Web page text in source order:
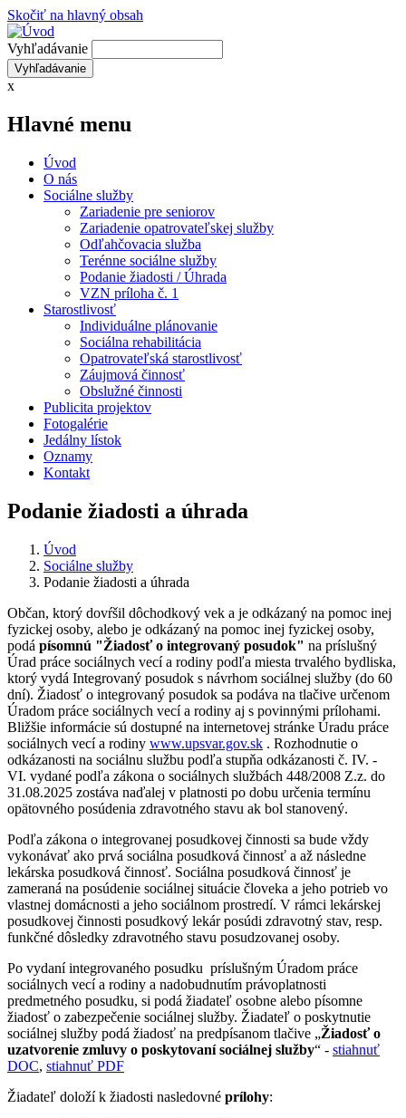
Skočiť na hlavný obsah
Vyhľadávanie
x
Hlavné menu
Úvod
O nás
Sociálne služby
Zariadenie pre seniorov
Zariadenie opatrovateľskej služby
Odľahčovacia služba
Terénne sociálne služby
Podanie žiadosti / Úhrada
VZN príloha č. 1
Starostlivosť
Individuálne plánovanie
Sociálna rehabilitácia
Opatrovateľská starostlivosť
Záujmová činnosť
Obslužné činnosti
Publicita projektov
Fotogalérie
Jedálny lístok
Oznamy
Kontakt
Podanie žiadosti a úhrada
Úvod
Sociálne služby
Podanie žiadosti a úhrada
Občan, ktorý dovŕšil dôchodkový vek a je odkázaný na pomoc inej
fyzickej osoby, alebo je odkázaný na pomoc inej fyzickej osoby,
podá písomnú "Žiadosť o integrovaný posudok" na príslušný
Úrad práce sociálnych vecí a rodiny podľa miesta trvalého bydliska,
ktorý vydá Integrovaný posudok s návrhom sociálnej služby (do 60
dní). Žiadosť o integrovaný posudok sa podáva na tlačive určenom
Úradom práce sociálnych vecí a rodiny aj s povinnými prílohami.
Bližšie informácie sú dostupné na internetovej stránke Úradu práce
sociálnych vecí a rodiny www.upsvar.gov.sk . Rozhodnutie o
odkázanosti na sociálnu službu podľa stupňa odkázanosti č. IV. -
VI. vydané podľa zákona o sociálnych službách 448/2008 Z.z. do
31.08.2025 zostáva naďalej v platnosti po dobu určenia termínu
opätovného posúdenia zdravotného stavu ak bol stanovený.
Podľa zákona o integrovanej posudkovej činnosti sa bude vždy
vykonávať ako prvá sociálna posudková činnosť a až následne
lekárska posudková činnosť. Sociálna posudková činnosť je
zameraná na posúdenie sociálnej situácie človeka a jeho potrieb vo
vlastnej domácnosti a jeho sociálnom prostredí. V rámci lekárskej
posudkovej činnosti posudkový lekár posúdi zdravotný stav, resp.
funkčné dôsledky zdravotného stavu posudzovanej osoby.
Po vydaní integrovaného posudku príslušným Úradom práce
sociálnych vecí a rodiny a nadobudnutím právoplatnosti
predmetného posudku, si podá žiadateľ osobne alebo písomne
žiadosť o zabezpečenie sociálnej služby. Žiadateľ o poskytnutie
sociálnej služby podá žiadosť na predpísanom tlačive „Žiadosť o
uzatvorenie zmluvy o poskytovaní sociálnej služby“ - stiahnuť
DOC, stiahnuť PDF
Žiadateľ doloží k žiadosti nasledovné prílohy: